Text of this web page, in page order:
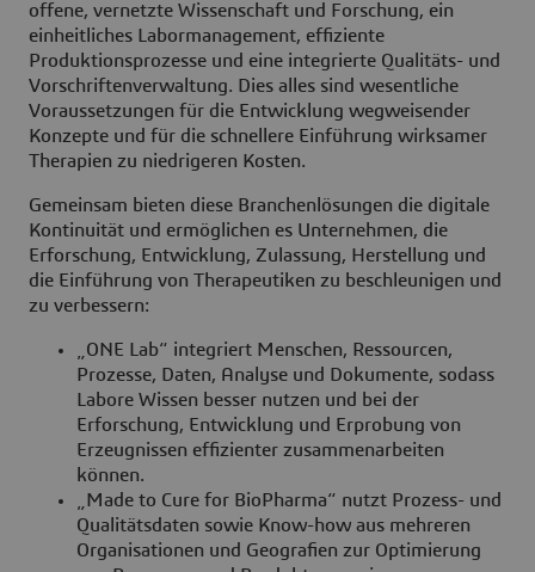
offene, vernetzte Wissenschaft und Forschung, ein
einheitliches Labormanagement, effiziente
Produktionsprozesse und eine integrierte Qualitäts- und
Vorschriftenverwaltung. Dies alles sind wesentliche
Voraussetzungen für die Entwicklung wegweisender
Konzepte und für die schnellere Einführung wirksamer
Therapien zu niedrigeren Kosten.
Gemeinsam bieten diese Branchenlösungen die digitale
Kontinuität und ermöglichen es Unternehmen, die
Erforschung, Entwicklung, Zulassung, Herstellung und
die Einführung von Therapeutiken zu beschleunigen und
zu verbessern:
„ONE Lab“ integriert Menschen, Ressourcen,
Prozesse, Daten, Analyse und Dokumente, sodass
Labore Wissen besser nutzen und bei der
Erforschung, Entwicklung und Erprobung von
Erzeugnissen effizienter zusammenarbeiten
können.
„Made to Cure for BioPharma“ nutzt Prozess- und
Qualitätsdaten sowie Know-how aus mehreren
Organisationen und Geografien zur Optimierung